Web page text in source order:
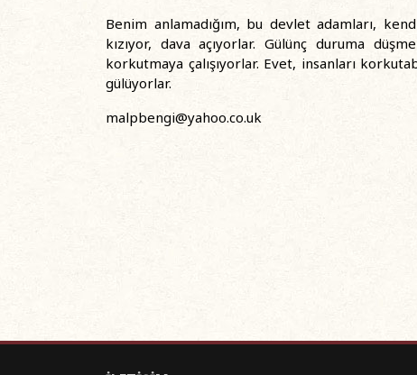
Benim anlamadığım, bu devlet adamları,
kızıyor, dava açıyorlar. Gülünç duruma
korkutmaya çalışıyorlar. Evet, insanları
gülüyorlar.
malpbengi@yahoo.co.uk